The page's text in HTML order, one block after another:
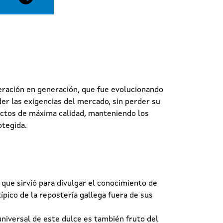
en generación, que fue evolucionando
las exigencias del mercado, sin perder su
de máxima calidad, manteniendo los
sirvió para divulgar el conocimiento de
de la repostería gallega fuera de sus
de este dulce es también fruto del